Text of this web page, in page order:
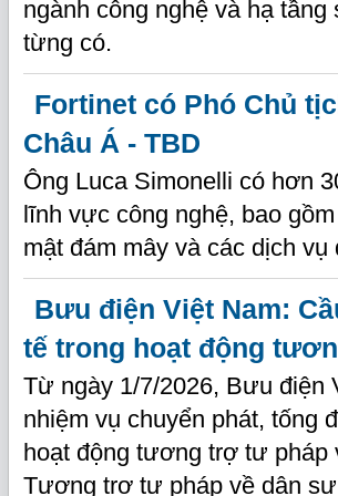
ngành công nghệ và hạ
từng có.
Fortinet có Phó Chủ
Châu Á - TBD
Ông Luca Simonelli có hơn
lĩnh vực công nghệ, bao
mật đám mây và các dịch vụ
Bưu điện Việt Nam:
tế trong hoạt động
Từ ngày 1/7/2026, Bưu điện
nhiệm vụ chuyển phát, tống
hoạt động tương trợ tư pháp
Tương trợ tư pháp về dân